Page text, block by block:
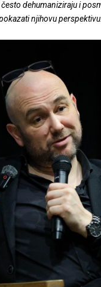
dehumaniziraju i
njihovu